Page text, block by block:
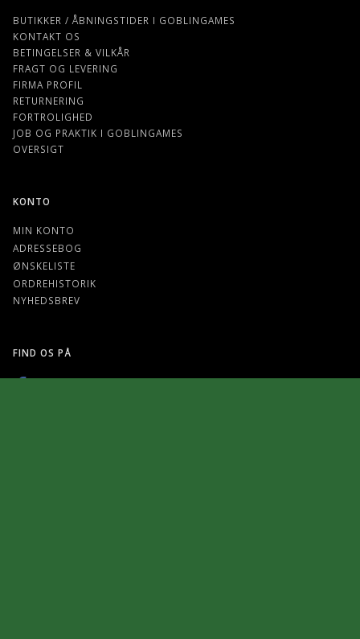
BUTIKKER / ÅBNINGSTIDER I GOBLINGAMES
KONTAKT OS
BETINGELSER & VILKÅR
FRAGT OG LEVERING
FIRMA PROFIL
RETURNERING
FORTROLIGHED
JOB OG PRAKTIK I GOBLINGAMES
OVERSIGT
KONTO
MIN KONTO
ADRESSEBOG
ØNSKELISTE
ORDREHISTORIK
NYHEDSBREV
FIND OS PÅ